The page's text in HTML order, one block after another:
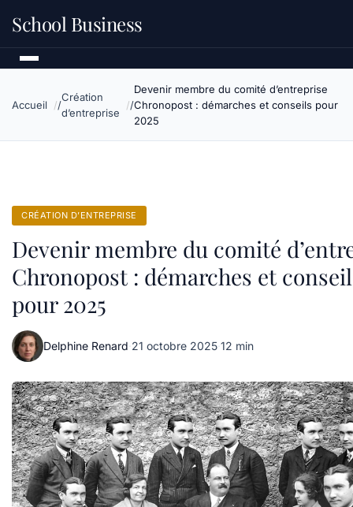
School Business
Accueil
Création
d’entreprise
Devenir membre du comité d’entreprise
Chronopost : démarches et conseils pour
2025
CRÉATION D’ENTREPRISE
Devenir membre du comité
Chronopost : démarches et
pour 2025
Delphine Renard·21 octobre 2025·12 min